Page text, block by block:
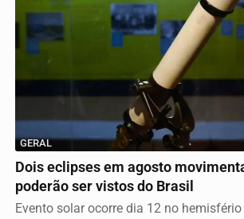
GERAL
Dois eclipses em agosto
poderão ser vistos do Brasil
Evento solar ocorre dia 12 no